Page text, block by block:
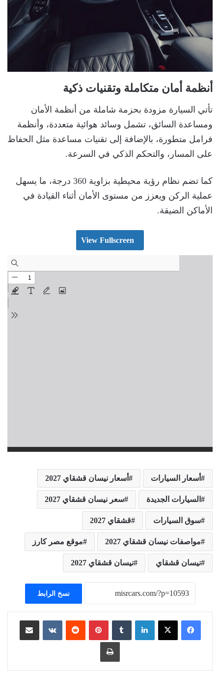
أنظمة أمان متكاملة وتقنيات ذكية
تأتي السيارة مزودة بحزمة شاملة من أنظمة الأمان
ومساعدة السائق، تشمل وسائد هوائية متعددة، وأنظمة
فرامل متطورة، بالإضافة إلى تقنيات مساعدة مثل الحفاظ
على المسار، والتحكم الذكي في السرعة.
كما تضم نظام رؤية محيطية بزاوية 360 درجة، ما يسهل
عملية الركن ويعزز من مستوى الأمان أثناء القيادة في
الأماكن الضيقة.
View Fullscreen
أسعار السيارات أسعار نيسان قشقاي 2027
السيارات الجديدة سعر نيسان قشقاي 2027
سوق السيارات قشقاي 2027
مواصفات نيسان قشقاي 2027 موقع مصر كارز
نيسان قشقاي نيسان قشقاي 2027
نسخ الرابط
لينكدإن ‏Tumblr بينتيريست
‏Reddit
‏VKontakte مشاركة عبر البريد
طباعة